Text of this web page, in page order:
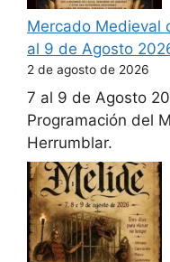
Mercado Medieval
al 9 de Agosto
2 de agosto de 2026
7 al 9 de Agosto
Programación del
Herrumblar.